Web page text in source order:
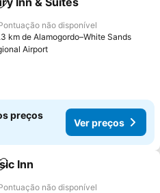
Adicionar aos favoritos
não disponível
km de Alamogordo–White Sands
Airport
preços
Ver preços
Adicionar aos favoritos
Inn
não disponível